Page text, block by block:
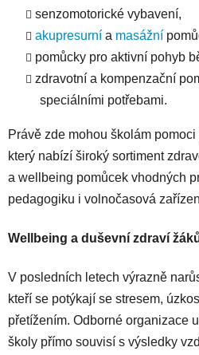
senzomotorické vybavení,
akupresurní a masážní
pomůcky pro aktivní pohyb
zdravotní a kompenzační
speciálními potřebami.
Právě zde mohou školám pomoci
který nabízí široký sortiment
a wellbeing pomůcek vhodných
pedagogiku i volnočasová
Wellbeing a duševní zdraví
V posledních letech výrazně
kteří se potýkají se stresem,
přetížením. Odborné organizace
školy přímo souvisí s výsledky